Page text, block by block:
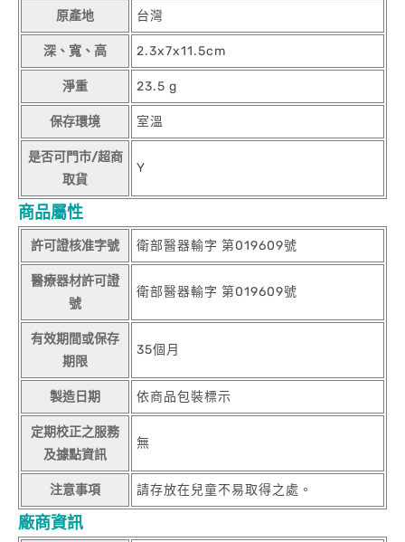
原產地 台灣
深、寬、高 2.3x7x11.5cm
淨重 23.5 g
保存環境 室溫
是否可門市/超商
取貨
Y
商品屬性
許可證核准字號 衛部醫器輸字 第019609號
醫療器材許可證
號
衛部醫器輸字 第019609號
有效期間或保存
期限
35個月
製造日期 依商品包裝標示
定期校正之服務
及據點資訊
無
注意事項 請存放在兒童不易取得之處。
廠商資訊